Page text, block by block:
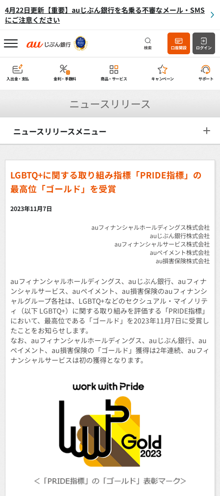
4月22日更新【重要】auじぶん銀行を名乗る不審なメール・SMS
にご注意ください
検索 口座開設 ログイン
入出金・支払 金利・手数料 商品・サービス キャンペーン サポート
ニュースリリース
ニュースリリースメニュー
LGBTQ+に関する取り組み指標「PRIDE指標」の
最高位「ゴールド」を受賞
2023年11月7日
auフィナンシャルホールディングス株式会社
auじぶん銀行株式会社
auフィナンシャルサービス株式会社
auペイメント株式会社
au損害保険株式会社
auフィナンシャルホールディングス、auじぶん銀行、auフィナ
ンシャルサービス、auペイメント、au損害保険のauフィナンシ
ャルグループ各社は、LGBTQ+などのセクシュアル・マイノリテ
ィ（以下 LGBTQ+）に関する取り組みを評価する「PRIDE指標」
において、最高位である「ゴールド」を2023年11月7日に受賞し
たことをお知らせします。
なお、auフィナンシャルホールディングス、auじぶん銀行、au
ペイメント、au損害保険の「ゴールド」獲得は2年連続、auフィ
ナンシャルサービスは初の獲得となります。